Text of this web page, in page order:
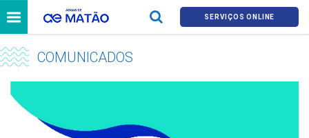
SERVIÇOS ONLINE
COMUNICADOS